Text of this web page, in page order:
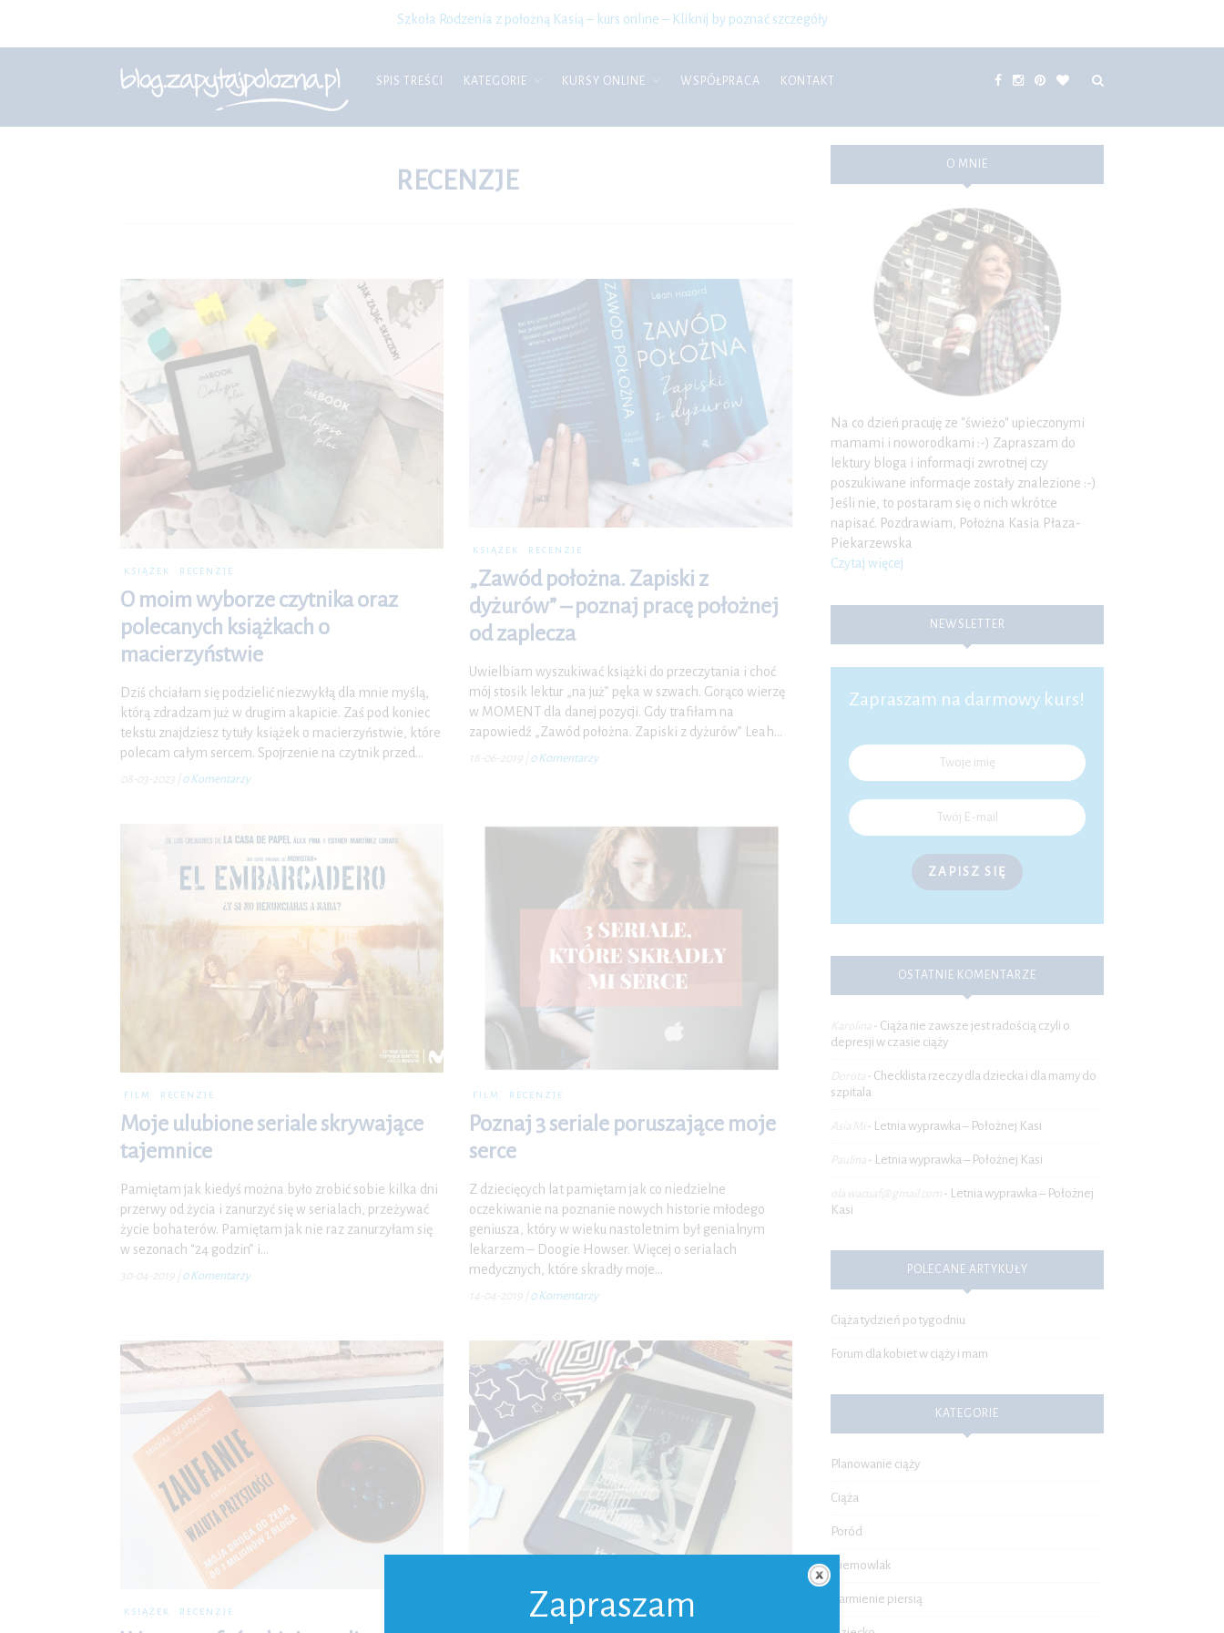
Szkoła Rodzenia z położną Kasią – kurs online – Kliknij by poznać szczegóły
SPIS TREŚCI KATEGORIE KURSY ONLINE WSPÓŁPRACA KONTAKT
RECENZJE
KSIĄŻEK RECENZJE
O moim wyborze czytnika oraz
polecanych książkach o
macierzyństwie
Dziś chciałam się podzielić niezwykłą dla mnie myślą,
którą zdradzam już w drugim akapicie. Zaś pod koniec
tekstu znajdziesz tytuły książek o macierzyństwie, które
polecam całym sercem. Spojrzenie na czytnik przed…
08-03-2023 0 Komentarzy
KSIĄŻEK RECENZJE
„Zawód położna. Zapiski z
dyżurów” – poznaj pracę położnej
od zaplecza
Uwielbiam wyszukiwać książki do przeczytania i choć
mój stosik lektur „na już” pęka w szwach. Gorąco wierzę
w MOMENT dla danej pozycji. Gdy trafiłam na
zapowiedź „Zawód położna. Zapiski z dyżurów” Leah…
18-06-2019 0 Komentarzy
FILM RECENZJE
Moje ulubione seriale skrywające
tajemnice
Pamiętam jak kiedyś można było zrobić sobie kilka dni
przerwy od życia i zanurzyć się w serialach, przeżywać
życie bohaterów. Pamiętam jak nie raz zanurzyłam się
w sezonach “24 godzin” i…
30-04-2019 0 Komentarzy
FILM RECENZJE
Poznaj 3 seriale poruszające moje
serce
Z dziecięcych lat pamiętam jak co niedzielne
oczekiwanie na poznanie nowych historie młodego
geniusza, który w wieku nastoletnim był genialnym
lekarzem – Doogie Howser. Więcej o serialach
medycznych, które skradły moje…
14-04-2019 0 Komentarzy
KSIĄŻEK RECENZJE RECENZJE
O MNIE
Na co dzień pracuję ze "świeżo" upieczonymi
mamami i noworodkami :-) Zapraszam do
lektury bloga i informacji zwrotnej czy
poszukiwane informacje zostały znalezione :-)
Jeśli nie, to postaram się o nich wkrótce
napisać. Pozdrawiam, Położna Kasia Płaza-
Piekarzewska
Czytaj więcej
NEWSLETTER
Zapraszam na darmowy kurs!
ZAPISZ SIĘ
OSTATNIE KOMENTARZE
Karolina - Ciąża nie zawsze jest radością czyli o
depresji w czasie ciąży
Dorota - Checklista rzeczy dla dziecka i dla mamy do
szpitala
Asia Mi - Letnia wyprawka – Położnej Kasi
Paulina - Letnia wyprawka – Położnej Kasi
ola.wacuaf@gmail.com - Letnia wyprawka – Położnej
Kasi
POLECANE ARTYKUŁY
Ciąża tydzień po tygodniu
Forum dla kobiet w ciąży i mam
KATEGORIE
Planowanie ciąży
Ciąża
Poród
Niemowlak
Karmienie piersią
Zapraszam